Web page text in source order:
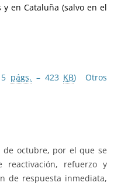
en Cataluña (salvo en el
págs. – 423 KB)
Otros
de octubre, por el que se
reactivación, refuerzo y
de respuesta inmediata,